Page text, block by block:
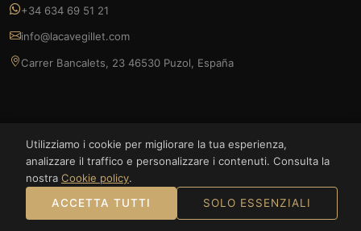
+34 634 69 51 21
info@lacavegillet.com
Carrer Bancalets, 23 46530 Puzol, España
© 2026 La Cave Gillet — FOODLUXE SPAIN S.L. Tutti i diritti riservati.
Bizum
Utilizziamo i cookie per migliorare la tua esperienza,
analizzare il traffico e personalizzare i contenuti. Consulta la
nostra Cookie policy.
ACCETTA TUTTI
SOLO ESSENZIALI